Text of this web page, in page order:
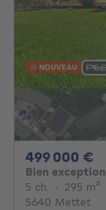
NOUVEAU
499 000 €
Bien
5 ch. 5 chambres
· 295 m²
5640 Mettet